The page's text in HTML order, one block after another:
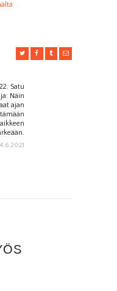
22. Satu
Näin
ajan